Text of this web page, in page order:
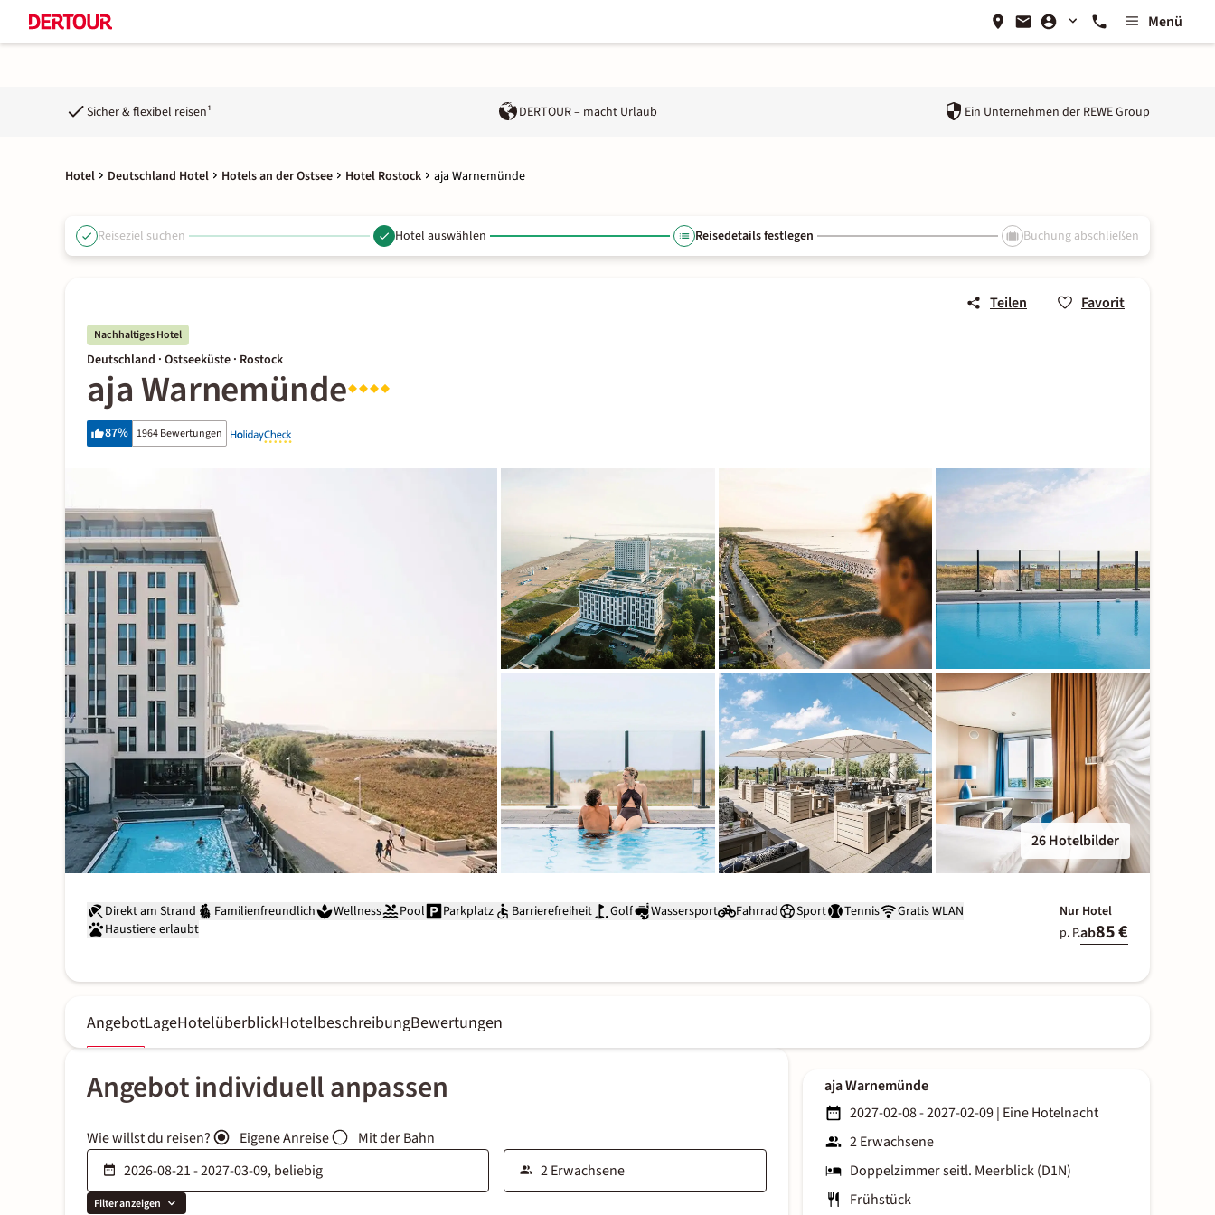
Menü
Sicher & flexibel reisen¹ DERTOUR – macht Urlaub Ein Unternehmen der REWE Group
Hotel Deutschland Hotel Hotels an der Ostsee Hotel Rostock aja Warnemünde
Reiseziel suchen Hotel auswählen Reisedetails festlegen Buchung abschließen
Teilen Favorit
Nachhaltiges Hotel
Deutschland · Ostseeküste · Rostock
aja Warnemünde
87% 1964 Bewertungen
26 Hotelbilder
Direkt am Strand Familienfreundlich Wellness Pool Parkplatz Barrierefreiheit Golf Wassersport Fahrrad Sport Tennis
Gratis WLAN
Haustiere erlaubt
Nur Hotel
p. P.ab85 €
AngebotLageHotelüberblickHotelbeschreibungBewertungen
Angebot individuell anpassen
Wie willst du reisen? Eigene Anreise Mit der Bahn
Filter anzeigen
aja Warnemünde
2027-02-08 - 2027-02-09| Eine Hotelnacht
2 Erwachsene
Doppelzimmer seitl. Meerblick (D1N)
Frühstück